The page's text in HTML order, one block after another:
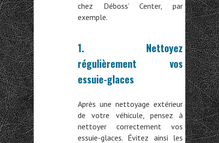
chez Déboss’ Center, par
exemple.
1. Nettoyez
régulièrement vos
essuie-glaces
Après une nettoyage extérieur
de votre véhicule, pensez à
nettoyer correctement vos
essuie-glaces. Évitez ainsi les